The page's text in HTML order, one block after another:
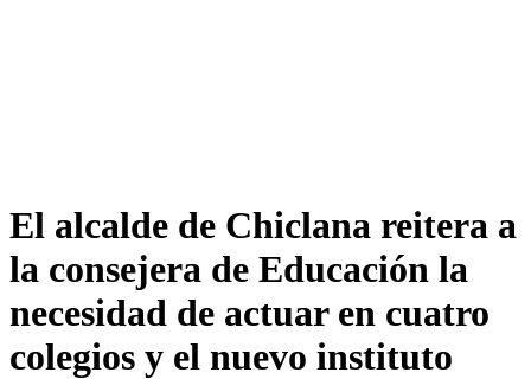
El alcalde de Chiclana reitera a
la consejera de Educación la
necesidad de actuar en cuatro
colegios y el nuevo instituto